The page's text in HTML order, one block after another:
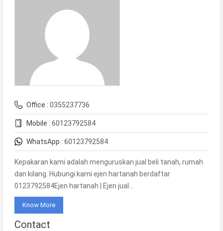
Office : 0355237736
Mobile : 60123792584
WhatsApp : 60123792584
Kepakaran kami adalah menguruskan jual beli tanah, rumah
dan kilang. Hubungi kami ejen hartanah berdaftar
0123792584Ejen hartanah | Ejen jual…
Know More
Contact